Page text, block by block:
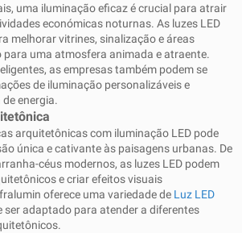
uma iluminação eficaz é crucial para atrair
económicas noturnas. As luzes LED
melhorar vitrines, sinalização e áreas
uma atmosfera animada e atraente.
as empresas também podem se
de iluminação personalizáveis ​​e
energia.
arquitetônicas com iluminação LED pode
única e cativante às paisagens urbanas. De
céus modernos, as luzes LED podem
e criar efeitos visuais
oferece uma variedade de Luz LED
ser adaptado para atender a diferentes